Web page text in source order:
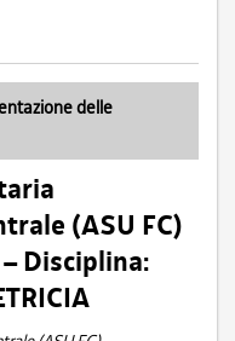
delle
(ASU FC)
Disciplina: